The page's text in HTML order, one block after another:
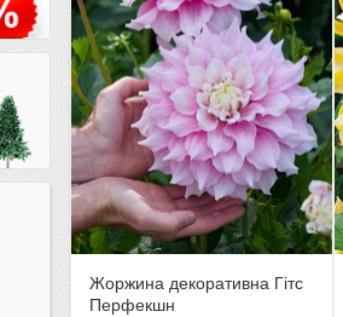
Жоржина декоративна Гітс
Перфекшн